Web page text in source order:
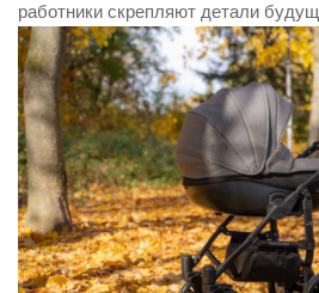
работники скрепляют детали